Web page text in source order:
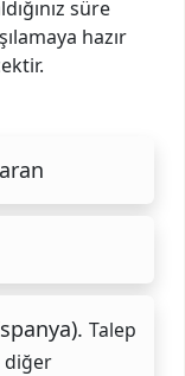
süre
hazır
Talep
diğer